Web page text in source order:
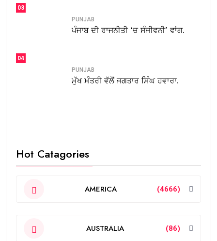
03
PUNJAB
ਪੰਜਾਬ ਦੀ ਰਾਜਨੀਤੀ ‘ਚ ਸੰਜੀਵਨੀ’ ਵਾਂਗ.
04
PUNJAB
ਮੁੱਖ ਮੰਤਰੀ ਵੱਲੋਂ ਜਗਤਾਰ ਸਿੰਘ ਹਵਾਰਾ.
Hot Catagories
AMERICA (4666)
AUSTRALIA (86)